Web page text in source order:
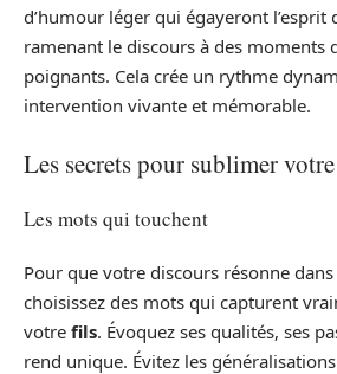
d’humour léger qui égayeront l’esprit
ramenant le discours à des moments
poignants. Cela crée un rythme
intervention vivante et mémorable.
Les secrets pour sublimer votre
Les mots qui touchent
Pour que votre discours résonne
choisissez des mots qui capturent
votre fils. Évoquez ses qualités, ses
rend unique. Évitez les